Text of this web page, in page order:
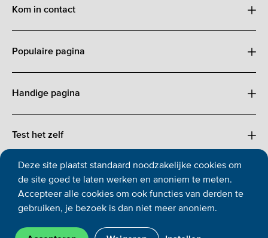
Deze site plaatst standaard noodzakelijke cookies om
de site goed te laten werken en anoniem te meten.
Accepteer alle cookies om ook functies van derden te
gebruiken, je bezoek is dan niet meer anoniem.
Kom in contact
Populaire pagina
Handige pagina
Test het zelf
Ga
Cookies Privacy Toegankelijkheid Copyright Disclaimer